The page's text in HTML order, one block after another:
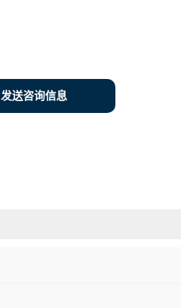
发送咨询信息